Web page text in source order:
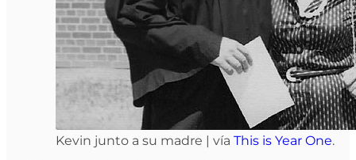
Kevin junto a su madre | vía This is Year One.